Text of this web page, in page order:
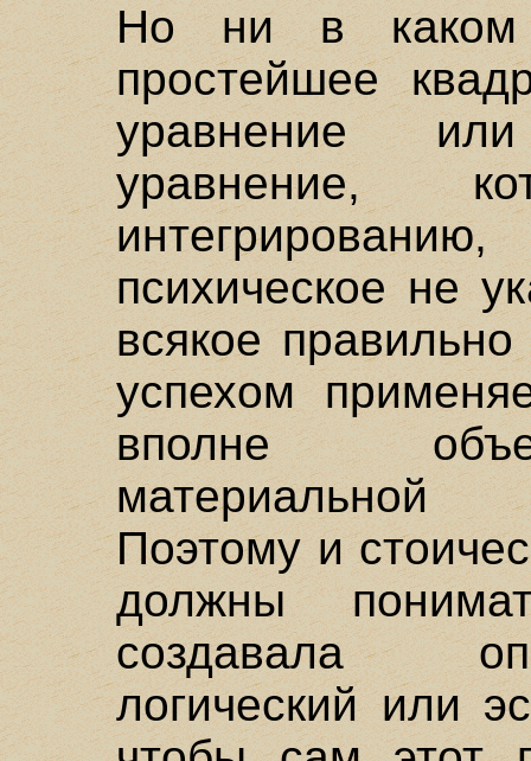
Но ни в каком
простейшее
уравнение
уравнение,
психическое не
всякое
успехом
вполне
материальной
Поэтому и
должны
создавала
логический или